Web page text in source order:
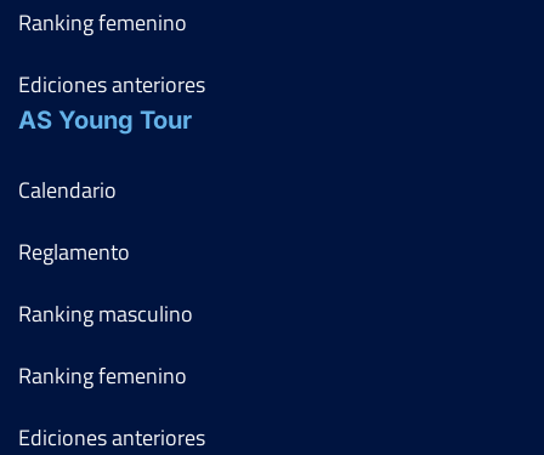
Ranking femenino
Ediciones anteriores
AS Young Tour
Calendario
Reglamento
Ranking masculino
Ranking femenino
Ediciones anteriores